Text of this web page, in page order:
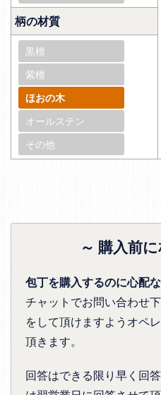
柄の材質
黒檀
紫檀
ほおの木
オールステン
その他
～ 購入前
包丁を購入するのに心配
チャットでお問い合わせ
をして頂けますようオペ
頂きます。
回答はできる限り早く回